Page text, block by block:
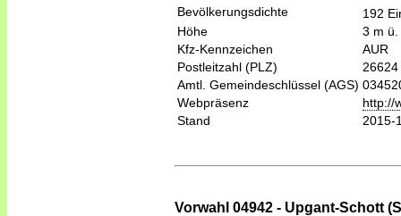
Bevölkerungsdichte
192
Höhe
3 m ü.
Kfz-Kennzeichen
AUR
Postleitzahl (PLZ)
26624
Amtl. Gemeindeschlüssel (AGS)
Webpräsenz
http://
Stand
2015-
Vorwahl 04942 - Upgant-Schott